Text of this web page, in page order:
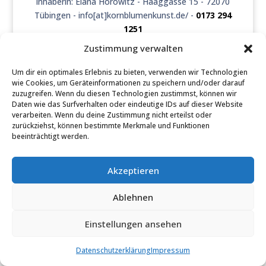
Zustimmung verwalten
Um dir ein optimales Erlebnis zu bieten, verwenden wir Technologien
wie Cookies, um Geräteinformationen zu speichern und/oder darauf
zuzugreifen. Wenn du diesen Technologien zustimmst, können wir
Daten wie das Surfverhalten oder eindeutige IDs auf dieser Website
verarbeiten. Wenn du deine Zustimmung nicht erteilst oder
zurückziehst, können bestimmte Merkmale und Funktionen
beeinträchtigt werden.
Akzeptieren
Ablehnen
Einstellungen ansehen
DatenschutzerklärungImpressum
Tübingen - info[at]kornblumenkunst.de/ - 0173 294
1251
Öffnungszeiten:
Samstag: 11:00 - 16:00 Uhr
Montag und Sonntag nach Vereinbarung
(Mittwoch geschlossen)